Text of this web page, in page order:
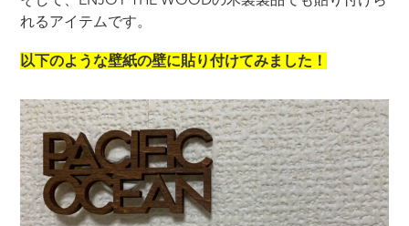
れるアイテムです。
以下のような壁紙の壁に貼り付けてみました！